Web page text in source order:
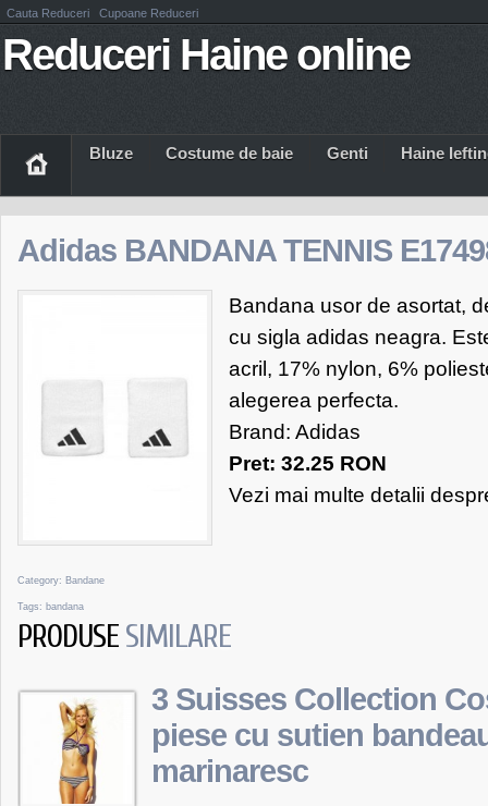
Cauta Reduceri Cupoane Reduceri
Reduceri Haine online
Bluze Costume de baie Genti Haine
Adidas BANDANA TENNIS
Bandana usor de asortat,
cu sigla adidas neagra.
acril, 17% nylon, 6%
alegerea perfecta.
Brand: Adidas
Pret: 32.25 RON
Vezi mai multe detalii
Category: Bandane
Tags: bandana
PRODUSE SIMILARE
3 Suisses Collection
piese cu sutien
marinaresc